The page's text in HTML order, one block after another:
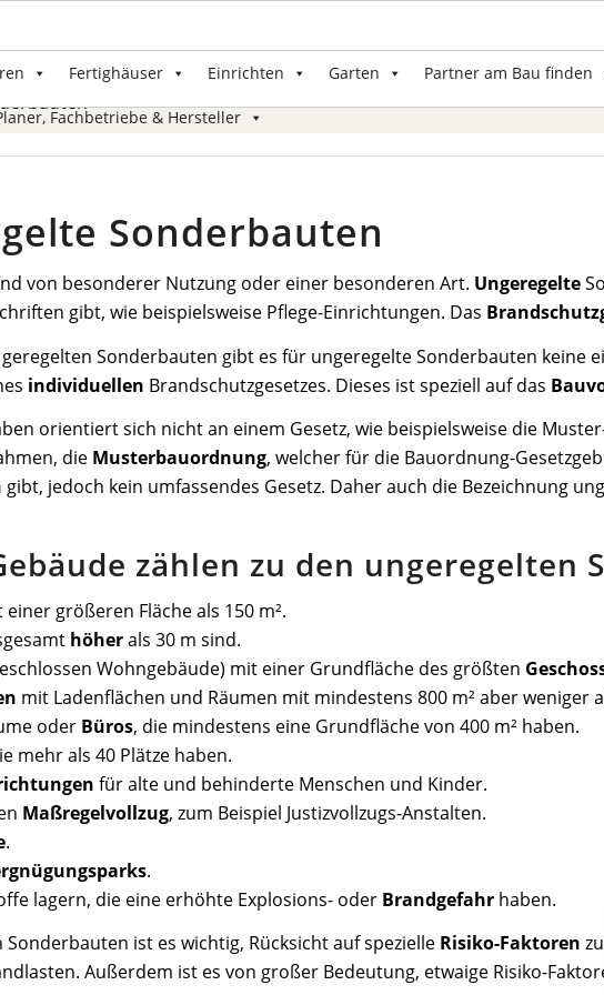
Fertighäuser Einrichten Garten Partner am Bau finden
Fachbetriebe & Hersteller
Sonderbauten
von besonderer Nutzung oder einer besonderen Art. Ungeregelte
gibt, wie beispielsweise Pflege-Einrichtungen. Das
geregelten Sonderbauten gibt es für ungeregelte Sonderbauten
individuellen Brandschutzgesetzes. Dieses ist speziell auf das
orientiert sich nicht an einem Gesetz, wie beispielsweise die
die Musterbauordnung, welcher für die Bauordnung-
gibt, jedoch kein umfassendes Gesetz. Daher auch die Bezeichnung
zählen zu den ungeregelten
einer größeren Fläche als 150 m².
höherals 30 m sind.
Wohngebäude) mit einer Grundfläche des größten
mit Ladenflächen und Räumen mit mindestens 800 m² aber weniger
oder Büros, die mindestens eine Grundfläche von 400 m² haben.
mehr als 40 Plätze haben.
für alte und behinderte Menschen und Kinder.
Maßregelvollzug, zum Beispiel Justizvollzugs-Anstalten.
.
.
lagern, die eine erhöhte Explosions- oder Brandgefahr haben.
Sonderbauten ist es wichtig, Rücksicht auf spezielle Risiko-Faktoren
Außerdem ist es von großer Bedeutung, etwaige Risiko-